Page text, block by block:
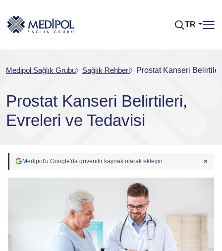
TR
Medipol Sağlık Grubu Sağlık Rehberi Prostat Kanseri
Prostat Kanseri Belirtileri,
Evreleri ve Tedavisi
Medipol'ü Google'da güvenilir kaynak olarak ekleyin